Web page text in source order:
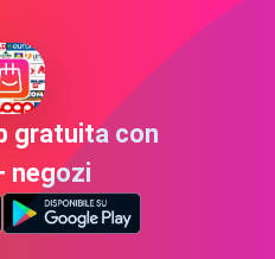
gratuita con
negozi